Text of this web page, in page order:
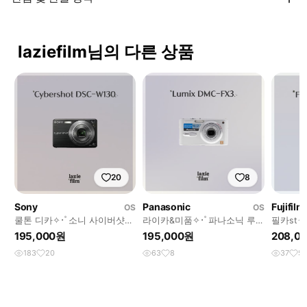
laziefilm님의 다른 상품
20
Sony
OS
쿨톤 디카✧･ﾟ소니 사이버샷
dsc-w130 디카 빈티지디카
195,000원
183 20
8
Panasonic
OS
라이카&미품✧･ﾟ파나소닉 루
믹스 DMC-FX3 디카 빈티지디
카
195,000원
63 8
Fujifilm
필카st✧
J40 디
37 5